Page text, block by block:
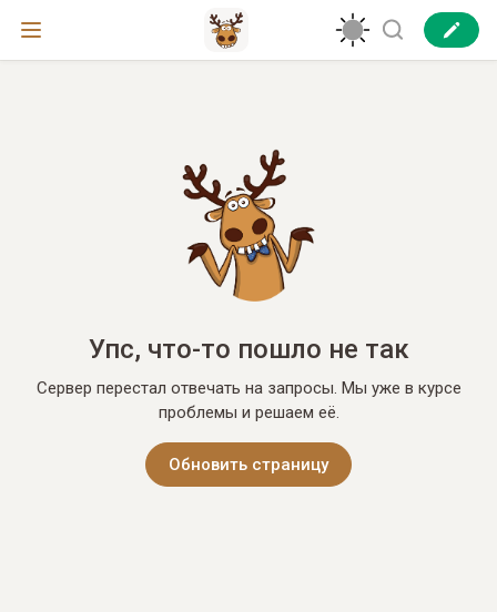
Упс, что-то пошло не так
Сервер перестал отвечать на запросы. Мы уже в курсе
проблемы и решаем её.
Обновить страницу